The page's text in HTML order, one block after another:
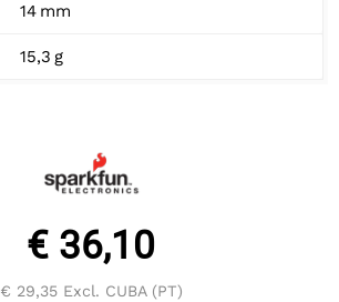
14 mm
15,3 g
€ 36,10
€ 29,35Excl. CUBA (PT)